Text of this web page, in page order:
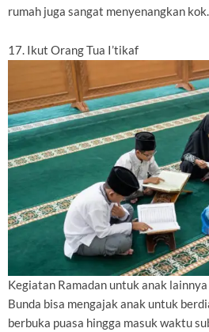
rumah juga sangat menyenangkan kok.
17. Ikut Orang Tua I’tikaf
Kegiatan Ramadan untuk anak
Bunda bisa mengajak anak untuk
berbuka puasa hingga masuk waktu